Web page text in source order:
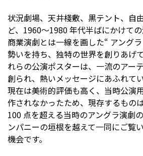
状況劇場、天井棧敷、黒テント、自
ど、1960〜1980 年代半ばにかけて
商業演劇とは一線を画した“ アング
勢いを持ち、独特の世界を創りあげ
れらの公演ポスターは、一流のアー
創られ、熱いメッセージにあふれてい
現在は美術的評価も高く、当時公演
作されなかったため、現存するものは
100 点を超える当時のアングラ演劇
ンパニーの垣根を越えて一同にご覧
機会です。